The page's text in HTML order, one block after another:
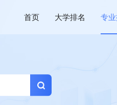
首页 大学排名 专